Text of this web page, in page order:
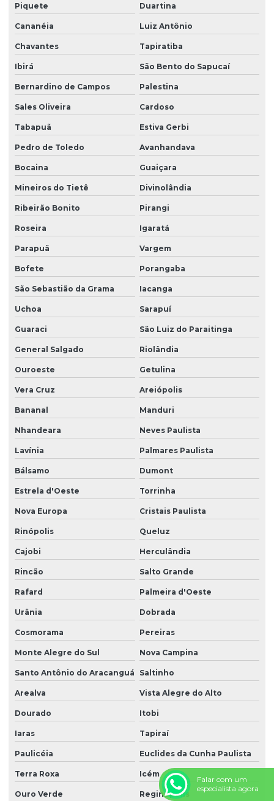
Piquete Duartina
Cananéia Luiz Antônio
Chavantes Tapiratiba
Ibirá São Bento do Sapucaí
Bernardino de Campos Palestina
Sales Oliveira Cardoso
Tabapuã Estiva Gerbi
Pedro de Toledo Avanhandava
Bocaina Guaiçara
Mineiros do Tietê Divinolândia
Ribeirão Bonito Pirangi
Roseira Igaratá
Parapuã Vargem
Bofete Porangaba
São Sebastião da Grama Iacanga
Uchoa Sarapuí
Guaraci São Luiz do Paraitinga
General Salgado Riolândia
Ouroeste Getulina
Vera Cruz Areiópolis
Bananal Manduri
Nhandeara Neves Paulista
Lavínia Palmares Paulista
Bálsamo Dumont
Estrela d'Oeste Torrinha
Nova Europa Cristais Paulista
Rinópolis Queluz
Cajobi Herculândia
Rincão Salto Grande
Rafard Palmeira d'Oeste
Urânia Dobrada
Cosmorama Pereiras
Monte Alegre do Sul Nova Campina
Santo Antônio do Aracanguá Saltinho
Arealva Vista Alegre do Alto
Dourado Itobi
Iaras Tapiraí
Paulicéia Euclides da Cunha Paulista
Terra Roxa Icém
Ouro Verde Reginópolis
Falar com um
especialista agora